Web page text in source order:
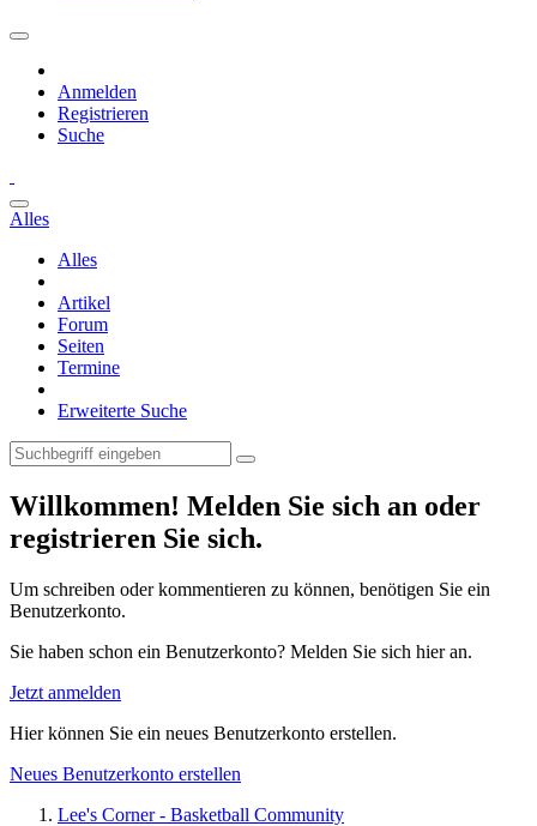
Anmelden
Registrieren
Suche
Alles
Alles
Artikel
Forum
Seiten
Termine
Erweiterte Suche
Willkommen! Melden Sie sich an oder
registrieren Sie sich.
Um schreiben oder kommentieren zu können, benötigen Sie ein
Benutzerkonto.
Sie haben schon ein Benutzerkonto? Melden Sie sich hier an.
Jetzt anmelden
Hier können Sie ein neues Benutzerkonto erstellen.
Neues Benutzerkonto erstellen
Lee's Corner - Basketball Community